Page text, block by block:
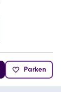
Parken